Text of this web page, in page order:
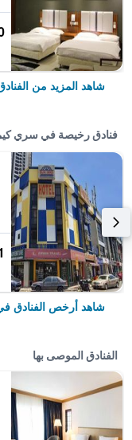
شاهد المزيد من
فنادق رخيصة في سري
شاهد أرخص الفنادق
الفنادق الموصى بها